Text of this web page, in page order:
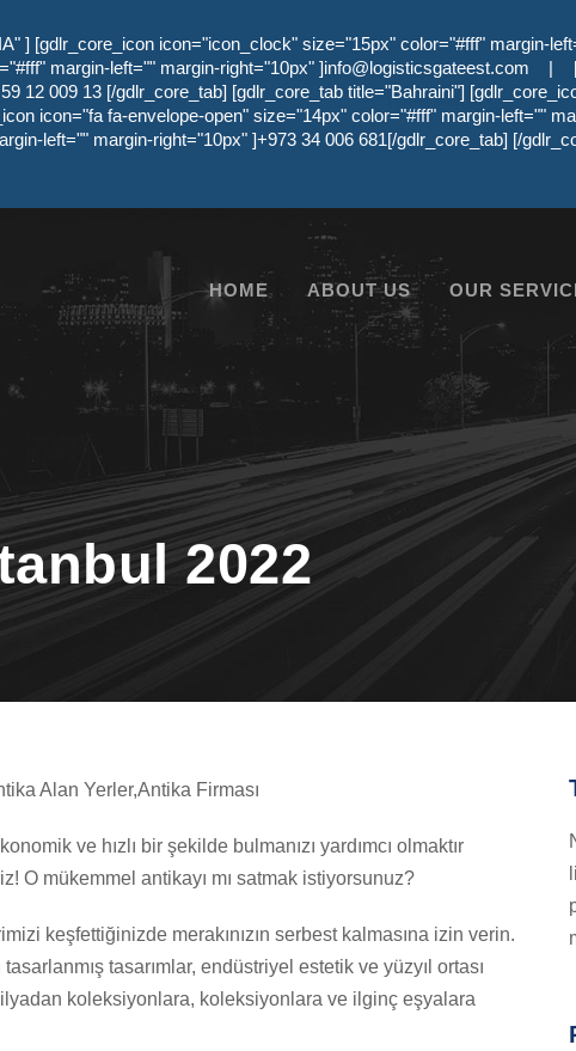
] [gdlr_core_icon icon="icon_clock" size="15px" color="#fff" margin-
margin-left="" margin-right="10px" ]info@logisticsgateest.com |
12 009 13 [/gdlr_core_tab] [gdlr_core_tab title="Bahraini"]
icon="fa fa-envelope-open" size="14px" color="#fff" margin-left=""
left="" margin-right="10px" ]+973 34 006 681[/gdlr_core_tab] [/
HOME ABOUT US OUR
2022
Alan Yerler,Antika Firması
ve hızlı bir şekilde bulmanızı yardımcı olmaktır
O mükemmel antikayı mı satmak istiyorsunuz?
keşfettiğinizde merakınızın serbest kalmasına izin verin.
tasarımlar, endüstriyel estetik ve yüzyıl ortası
koleksiyonlara, koleksiyonlara ve ilginç eşyalara